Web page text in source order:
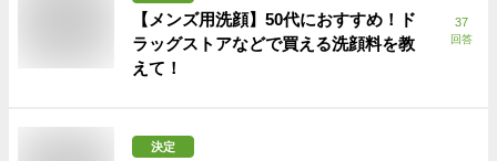
【メンズ用洗顔】50代におすすめ！ド
ラッグストアなどで買える洗顔料を教
えて！
37
回答
決定